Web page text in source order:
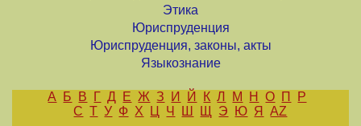
Этика
Юриспруденция
Юриспруденция, законы, акты
Языкознание
А Б В Г Д Е Ж З И Й К Л М Н О П
Р
С Т У Ф Х Ц Ч Ш Щ Э Ю Я AZ